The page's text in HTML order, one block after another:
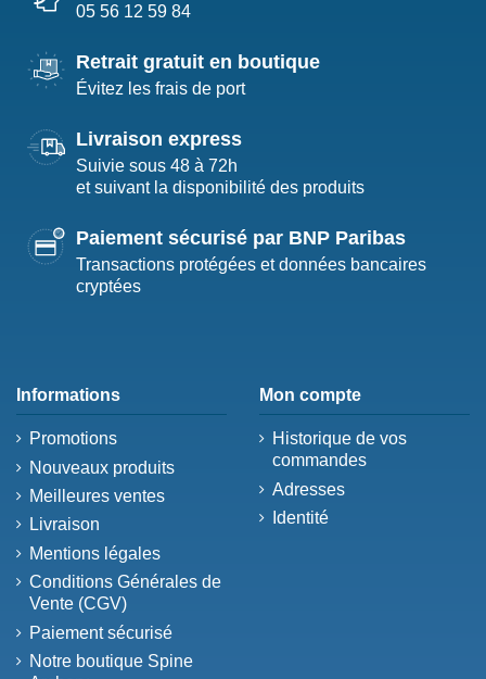
05 56 12 59 84
Retrait gratuit en boutique
Évitez les frais de port
Livraison express
Suivie sous 48 à 72h
et suivant la disponibilité des produits
Paiement sécurisé par BNP Paribas
Transactions protégées et données bancaires
cryptées
Informations
Promotions
Nouveaux produits
Meilleures ventes
Livraison
Mentions légales
Conditions Générales de
Vente (CGV)
Paiement sécurisé
Notre boutique Spine
Mon compte
Historique de vos
commandes
Adresses
Identité